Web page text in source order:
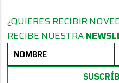
¿QUIERES RECIBIR
RECIBE NUESTRA